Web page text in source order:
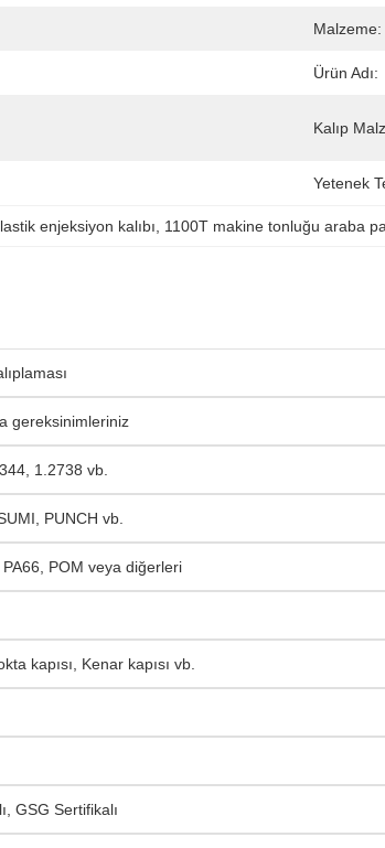
Malzeme:
Ürün Adı:
Kalıp
Yetenek
enjeksiyon kalıbı 1100T makine tonluğu araba
gereksinimleriniz
1.2738 vb.
PUNCH vb.
POM veya diğerleri
kapısı, Kenar kapısı vb.
GSG Sertifikalı